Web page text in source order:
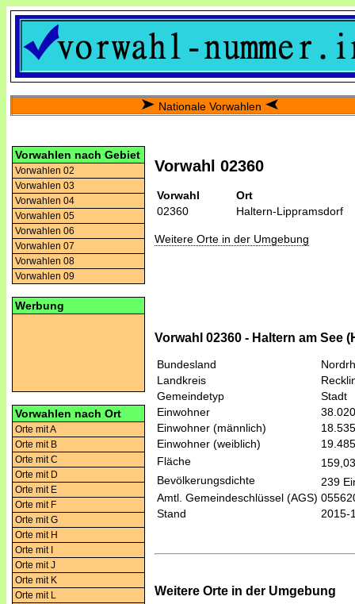
Nationale Vorwahlen
Vorwahlen nach Gebiet
Vorwahlen 02
Vorwahlen 03
Vorwahlen 04
Vorwahlen 05
Vorwahlen 06
Vorwahlen 07
Vorwahlen 08
Vorwahlen 09
Werbung
Vorwahlen nach Ort
Orte mit A
Orte mit B
Orte mit C
Orte mit D
Orte mit E
Orte mit F
Orte mit G
Orte mit H
Orte mit I
Orte mit J
Orte mit K
Orte mit L
Vorwahl 02360
Vorwahl
Ort
02360
Haltern-Lippramsdorf
Weitere Orte in der Umgebung
Vorwahl 02360 - Haltern am See
Bundesland
Landkreis
Gemeindetyp
Stadt
Einwohner
38.020
Einwohner (männlich)
18.535
Einwohner (weiblich)
19.485
Fläche
Bevölkerungsdichte
239
Amtl. Gemeindeschlüssel (AGS)
Stand
2015-
Weitere Orte in der Umgebung